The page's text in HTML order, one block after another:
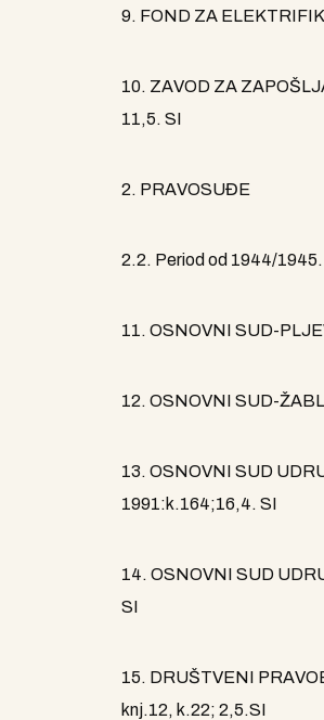
9. FOND ZA
10. ZAVOD ZA
11,5. SI
2. PRAVOSUĐE
2.2. Period od 1944/1945.
11. OSNOVNI SUD-
12. OSNOVNI SUD-
13. OSNOVNI SUD
1991:k.164;16,4. SI
14. OSNOVNI SUD
SI
15. DRUŠTVENI
knj.12, k.22; 2,5.SI